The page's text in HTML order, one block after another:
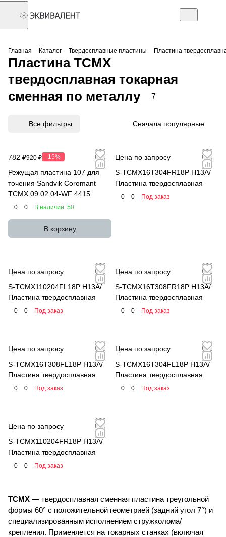
Главная Каталог Твердосплавные пластины Пластина
Пластина TCMX
твердосплавная токарная
сменная по металлу
7
Все фильтры Сначала популярные
782 ₽920 ₽ -15%
Режущая пластина 107 для
точения Sandvik Coromant
TCMX 09 02 04-WF 4415
0 0 В наличии: 50
В корзину
Цена по запросу
S-TCMX16T304FR18P H13A/
Пластина твердосплавная
0 0 Под заказ
Цена по запросу
S-TCMX110204FL18P H13A/
Пластина твердосплавная
0 0 Под заказ
Цена по запросу
S-TCMX16T308FR18P H13A/
Пластина твердосплавная
0 0 Под заказ
Цена по запросу
S-TCMX16T308FL18P H13A/
Пластина твердосплавная
0 0 Под заказ
Цена по запросу
S-TCMX16T304FL18P H13A/
Пластина твердосплавная
0 0 Под заказ
Цена по запросу
S-TCMX110204FR18P H13A/
Пластина твердосплавная
0 0 Под заказ
TCMX — твердосплавная сменная пластина треугольной
формы 60° с положительной геометрией (задний угол 7°) и
специализированным исполнением стружколома/
крепления. Применяется на токарных станках (включая